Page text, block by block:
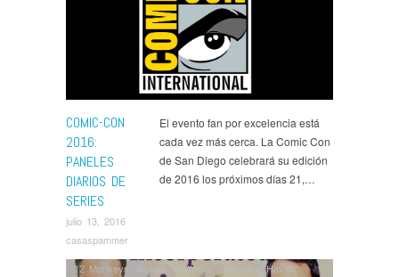
COMIC-CON
2016:
PANELES
DIARIOS DE
SERIES
julio 13, 2016
casaspammer
Game of Thrones,Gotham,Grimm
iZombie,Legends of Tomorrow
Mr Robot, Noticias, Once Upon a Time
Outcast,Preacher,
Silicon Valley,Supergirl,Supernatural
,The Big Bang Theory,The Expanse
Man in the High Castle,The Originals,The Strain,The
Vampire Diaries
The Walking Dead,Vice Principals,
Vikings
El evento fan por excelencia está
cada vez más cerca. La Comic Con
de San Diego celebrará su edición
de 2016 los próximos días 21,…
12 Monkeys Alphas, Battlestar Galactica ,Haven,